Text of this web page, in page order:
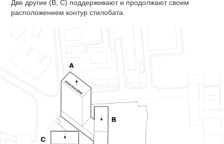
Две другие (В, С) поддерживают и продолжают своим
расположением контур стилобата.